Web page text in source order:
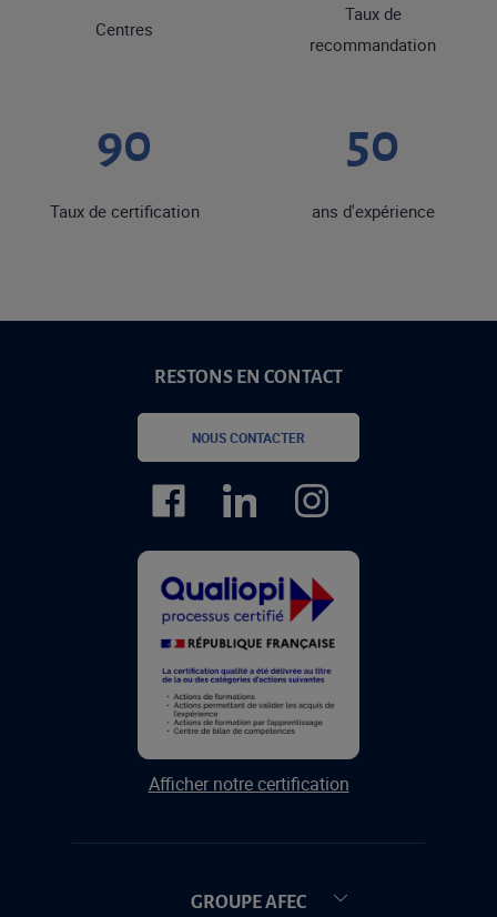
Centres
Taux de
recommandation
90
Taux de certification
50
ans d'expérience
RESTONS EN CONTACT
NOUS CONTACTER
Afficher notre certification
GROUPE AFEC